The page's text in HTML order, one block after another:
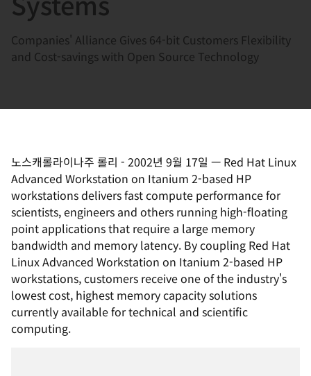
Companies' Alliance Gives 64-bit Customers Flexibility
and Cost-savings with Open Source Technology
노스캐롤라이나주 롤리 - 2002년 9월 17일 — Red Hat Linux
Advanced Workstation on Itanium 2-based HP
workstations delivers fast compute performance for
scientists, engineers and others running high-floating
point applications that require a large memory
bandwidth and memory latency. By coupling Red Hat
Linux Advanced Workstation on Itanium 2-based HP
workstations, customers receive one of the industry's
lowest cost, highest memory capacity solutions
currently available for technical and scientific
computing.